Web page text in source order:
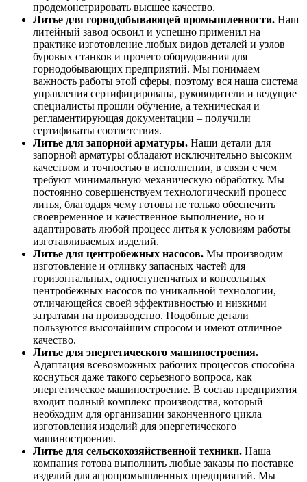
продемонстрировать высшее качество.
Литье для горнодобывающей промышленности. Наш
литейный завод освоил и успешно применил на
практике изготовление любых видов деталей и узлов
буровых станков и прочего оборудования для
горнодобывающих предприятий. Мы понимаем
важность работы этой сферы, поэтому вся наша система
управления сертифицирована, руководители и ведущие
специалисты прошли обучение, а техническая и
регламентирующая документации – получили
сертификаты соответствия.
Литье для запорной арматуры. Наши детали для
запорной арматуры обладают исключительно высоким
качеством и точностью в исполнении, в связи с чем
требуют минимальную механическую обработку. Мы
постоянно совершенствуем технологический процесс
литья, благодаря чему готовы не только обеспечить
своевременное и качественное выполнение, но и
адаптировать любой процесс литья к условиям работы
изготавливаемых изделий.
Литье для центробежных насосов. Мы производим
изготовление и отливку запасных частей для
горизонтальных, одноступенчатых и консольных
центробежных насосов по уникальной технологии,
отличающейся своей эффективностью и низкими
затратами на производство. Подобные детали
пользуются высочайшим спросом и имеют отличное
качество.
Литье для энергетического машиностроения.
Адаптация всевозможных рабочих процессов способна
коснуться даже такого серьезного вопроса, как
энергетическое машиностроение. В состав предприятия
входит полный комплекс производства, который
необходим для организации законченного цикла
изготовления изделий для энергетического
машиностроения.
Литье для сельскохозяйственной техники. Наша
компания готова выполнить любые заказы по поставке
изделий для агропромышленных предприятий. Мы